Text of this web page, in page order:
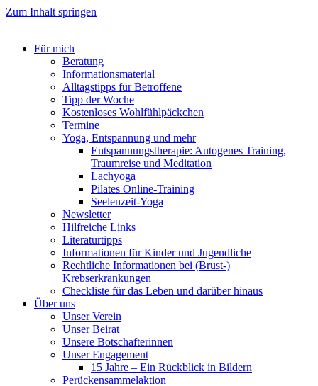
Zum Inhalt springen
Für mich
Beratung
Informationsmaterial
Alltagstipps für Betroffene
Tipp der Woche
Kostenloses Wohlfühlpäckchen
Termine
Yoga, Entspannung und mehr
Entspannungstherapie: Autogenes Training,
Traumreise und Meditation
Lachyoga
Pilates Online-Training
Seelenzeit-Yoga
Newsletter
Hilfreiche Links
Literaturtipps
Informationen für Kinder und Jugendliche
Rechtliche Informationen bei (Brust-)
Krebserkrankungen
Checkliste für das Leben und darüber hinaus
Über uns
Unser Verein
Unser Beirat
Unsere Botschafterinnen
Unser Engagement
15 Jahre – Ein Rückblick in Bildern
Perückensammelaktion